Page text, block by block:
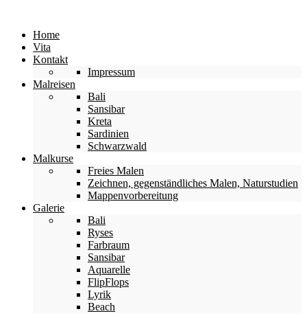
Home
Vita
Kontakt
Impressum
Malreisen
Bali
Sansibar
Kreta
Sardinien
Schwarzwald
Malkurse
Freies Malen
Zeichnen, gegenständliches Malen, Naturstudien
Mappenvorbereitung
Galerie
Bali
Ryses
Farbraum
Sansibar
Aquarelle
FlipFlops
Lyrik
Beach